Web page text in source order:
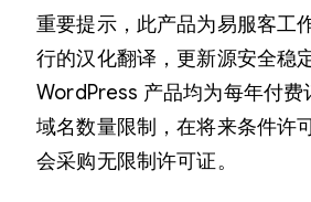
重要提示，此产品为易服客工
行的汉化翻译，更新源安全稳
WordPress 产品均为每年付费
域名数量限制，在将来条件许
会采购无限制许可证。